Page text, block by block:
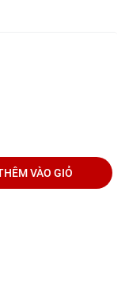
VÀO GIỎ